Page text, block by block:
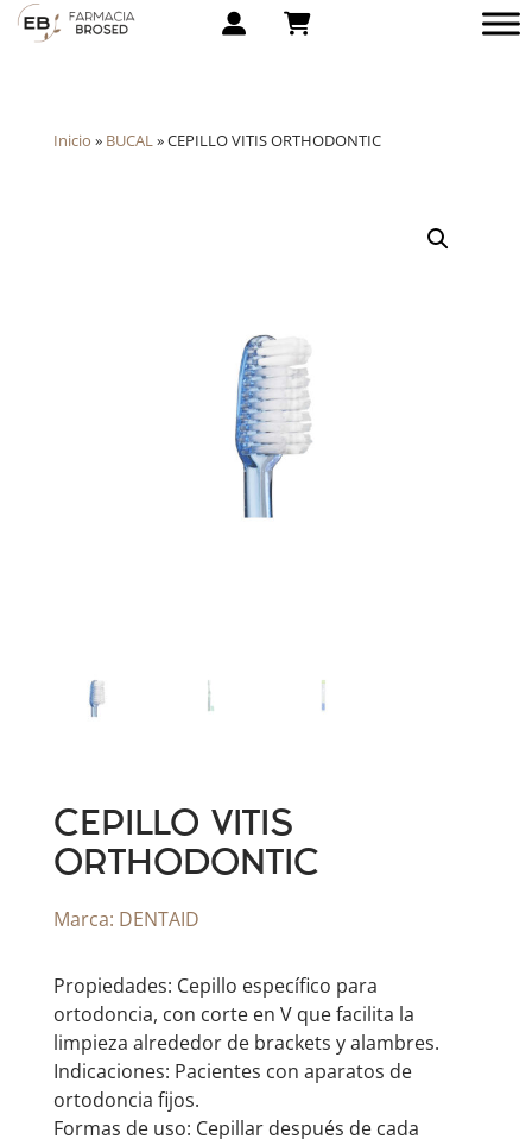
Inicio » BUCAL»CEPILLO VITIS ORTHODONTIC
CEPILLO VITIS
ORTHODONTIC
Marca: DENTAID
Propiedades: Cepillo específico para
ortodoncia, con corte en V que facilita la
limpieza alrededor de brackets y alambres.
Indicaciones: Pacientes con aparatos de
ortodoncia fijos.
Formas de uso: Cepillar después de cada